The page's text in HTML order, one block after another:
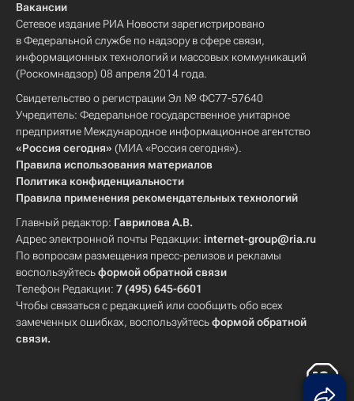
Вакансии
Сетевое издание РИА Новости зарегистрировано
в Федеральной службе по надзору в сфере связи,
информационных технологий и массовых коммуникаций
(Роскомнадзор) 08 апреля 2014 года.
Свидетельство о регистрации Эл № ФС77-57640
Учредитель: Федеральное государственное унитарное
предприятие Международное информационное агентство
«Россия сегодня» (МИА «Россия сегодня»).
Правила использования материалов
Политика конфиденциальности
Правила применения рекомендательных технологий
Главный редактор: Гаврилова А.В.
Адрес электронной почты Редакции: internet-group@ria.ru
По вопросам размещения пресс-релизов и рекламы
воспользуйтесьформой обратной связи
Телефон Редакции: 7 (495) 645-6601
Чтобы связаться с редакцией или сообщить обо всех
замеченных ошибках, воспользуйтесьформой обратной
связи.